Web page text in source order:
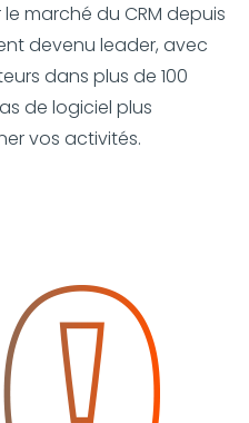
marché du CRM depuis
devenu leader, avec
dans plus de 100
de logiciel plus
vos activités.